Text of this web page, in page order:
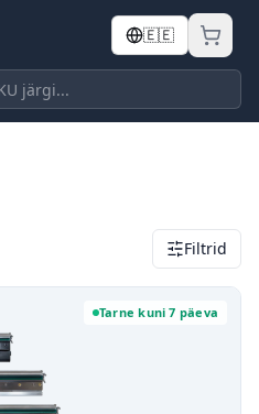
🇪🇪
Filtrid
Tarne kuni 7 päeva